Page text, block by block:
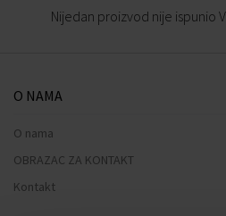
Nijedan proizvod nije ispunio
O NAMA
O nama
OBRAZAC ZA KONTAKT
Kontakt